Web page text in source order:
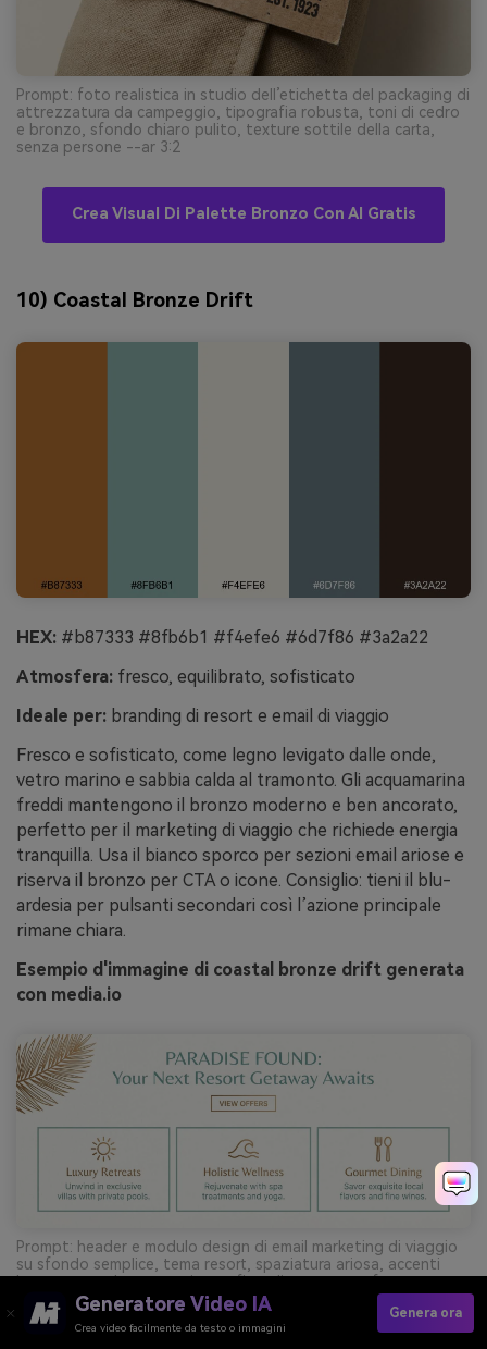
Prompt: foto realistica in studio dell’etichetta del packaging di
attrezzatura da campeggio, tipografia robusta, toni di cedro
e bronzo, sfondo chiaro pulito, texture sottile della carta,
senza persone --ar 3:2
Crea Visual Di Palette Bronzo Con AI Gratis
10) Coastal Bronze Drift
HEX: #b87333 #8fb6b1 #f4efe6 #6d7f86 #3a2a22
Atmosfera: fresco, equilibrato, sofisticato
Ideale per: branding di resort e email di viaggio
Fresco e sofisticato, come legno levigato dalle onde,
vetro marino e sabbia calda al tramonto. Gli acquamarina
freddi mantengono il bronzo moderno e ben ancorato,
perfetto per il marketing di viaggio che richiede energia
tranquilla. Usa il bianco sporco per sezioni email ariose e
riserva il bronzo per CTA o icone. Consiglio: tieni il blu-
ardesia per pulsanti secondari così l’azione principale
rimane chiara.
Esempio d'immagine di coastal bronze drift generata
con media.io
Prompt: header e modulo design di email marketing di viaggio
su sfondo semplice, tema resort, spaziatura ariosa, accenti
bronzo e verde acqua, tipografia pulita, nessuna foto --ar
21:9
Generatore Video IA
Crea video facilmente da testo o immagini
Genera ora